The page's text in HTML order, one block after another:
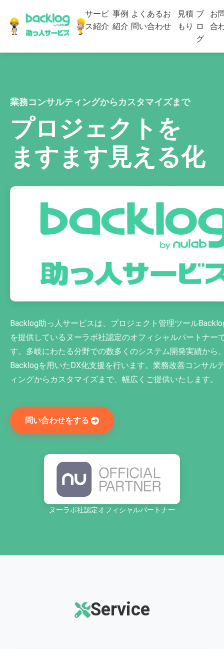
サービ
ス紹介
事例
紹介
よくあるお
問い合わせ
見積
もり
ブ
ロ
グ
お
合
業務コンサルティングからカスタマイズまで
プロジェクトを
ますます見える化
Backlog助っ人サービスは、プロジェクト管理ツール
を提供しているヌーラボ社認定のオフィシャルパートナー
す。多岐にわたる分野での数多くのシステム開発実績から
Backlogを用いたDX化支援を行います。業務改善コンサル
ィングからカスタマイズまで、幅広くご提供いたします。
問い合わせをする
ヌーラボ社認定オフィシャルパートナー
Service